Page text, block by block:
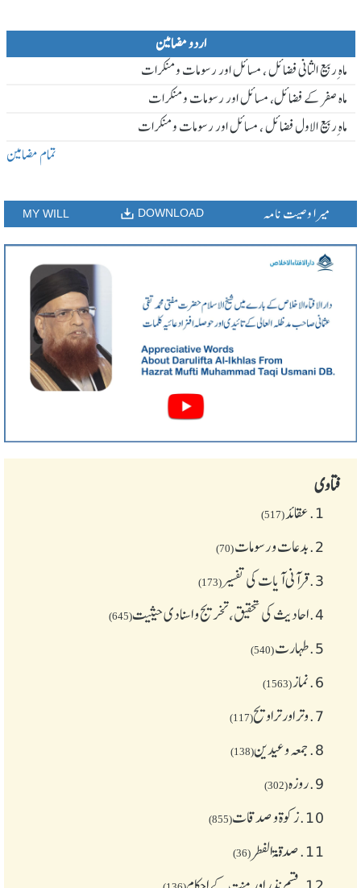
اردو مضامین
ماہ ِربیع الثانی فضائل ، مسائل اور رسومات و منکرات
ماہ صفر کے فضائل، مسائل اور رسومات و منکرات
ماہ ِربیع الاول فضائل ، مسائل اور رسومات و منکرات
تمام مضامین
MY WILL DOWNLOAD میرا وصیت نامہ
فتاوی
1. عقائد(517)
2. بدعات و رسومات(70)
3. قرآنی آیات کی تفسیر(173)
4. احادیث کی تحقیق، تخریج و اسنادی حیثیت(645)
5. طهارت(540)
6. نماز(1563)
7. وتر اور تراویح(117)
8. جمعہ وعیدین(138)
9. روزہ(302)
10. زکوة و صدقات(855)
11. صدقۃ الفطر (36)